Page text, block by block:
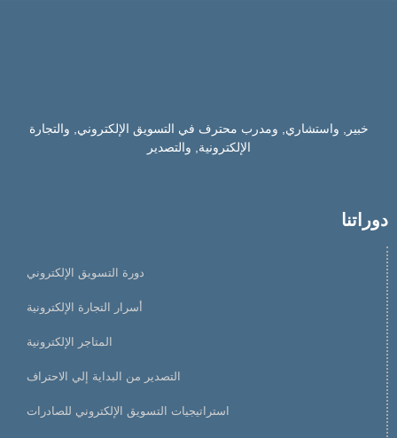
خبير, واستشاري, ومدرب محترف في التسويق الإلكتروني, والتجارة
الإلكترونية, والتصدير
دوراتنا
دورة التسويق الإلكتروني
أسرار التجارة الإلكترونية
المتاجر الإلكترونية
التصدير من البداية إلي الاحتراف
استراتيجيات التسويق الإلكتروني للصادرات